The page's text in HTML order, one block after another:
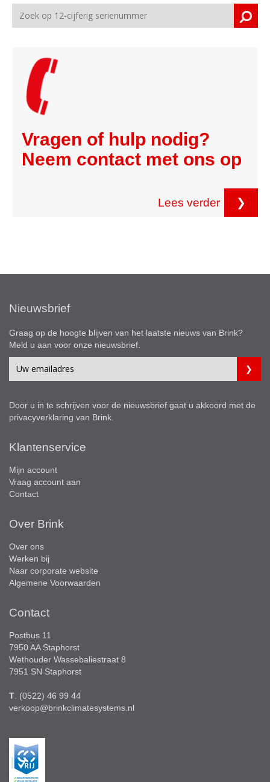
Vragen of hulp nodig?
Neem contact met ons op
Lees verder ❯
Nieuwsbrief
Graag op de hoogte blijven van het laatste nieuws van Brink?
Meld u aan voor onze nieuwsbrief.
Door u in te schrijven voor de nieuwsbrief gaat u akkoord met de
privacyverklaring van Brink.
Klantenservice
Mijn account
Vraag account aan
Contact
Over Brink
Over ons
Werken bij
Naar corporate website
Algemene Voorwaarden
Contact
Postbus 11
7950 AA Staphorst
Wethouder Wassebaliestraat 8
7951 SN Staphorst
T . (0522) 46 99 44
verkoop@brinkclimatesystems.nl